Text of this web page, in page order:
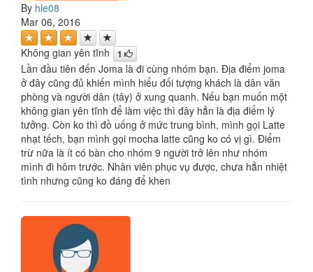
By hle08
Mar 06, 2016
Không gian yên tĩnh 1
Lần đầu tiên đến Joma là đi cùng nhóm bạn. Địa điểm joma
ở đây cũng đủ khiến mình hiểu đối tượng khách là dân văn
phòng và người dân (tây) ở xung quanh. Nếu bạn muốn một
không gian yên tĩnh để làm việc thì đây hẳn là địa điểm lý
tưởng. Còn ko thì đồ uống ở mức trung bình, mình gọi Latte
nhạt tếch, bạn mình gọi mocha latte cũng ko có vị gì. Điểm
trừ nữa là ít có bàn cho nhóm 9 người trở lên như nhóm
mình đi hôm trước. Nhân viên phục vụ được, chưa hẳn nhiệt
tình nhưng cũng ko đáng để khen